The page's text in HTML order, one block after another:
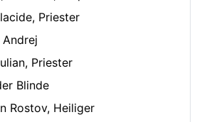
Priester
Priester
Blinde
Rostov, Heiliger